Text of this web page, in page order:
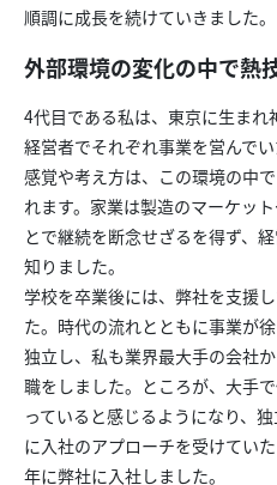
順調に成長を続けていきました。
外部環境の変化の中で熱
4代目である私は、東京に生ま
経営者でそれぞれ事業を営んで
感覚や考え方は、この環境の中
れます。家業は製造のマーケッ
とで継続を断念せざるを得ず、
知りました。
学校を卒業後には、弊社を支援
た。時代の流れとともに事業が
独立し、私も業界最大手の会社
職をしました。ところが、大手
っていると感じるようになり、
に入社のアプローチを受けてい
年に弊社に入社しました。